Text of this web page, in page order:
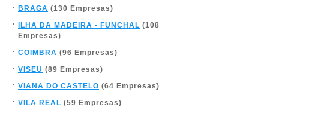
BRAGA (130 Empresas)
ILHA DA MADEIRA - FUNCHAL (108
Empresas)
COIMBRA (96 Empresas)
VISEU (89 Empresas)
VIANA DO CASTELO (64 Empresas)
VILA REAL (59 Empresas)